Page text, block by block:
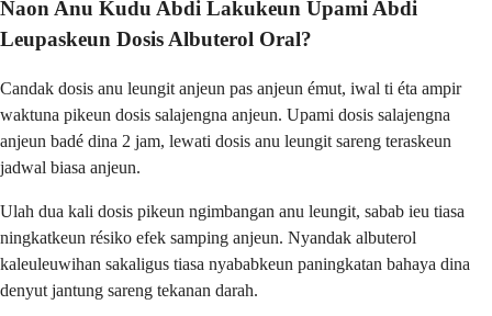
Naon Anu Kudu Abdi Lakukeun Upami Abdi
Leupaskeun Dosis Albuterol Oral?
Candak dosis anu leungit anjeun pas anjeun émut, iwal ti éta ampir
waktuna pikeun dosis salajengna anjeun. Upami dosis salajengna
anjeun badé dina 2 jam, lewati dosis anu leungit sareng teraskeun
jadwal biasa anjeun.
Ulah dua kali dosis pikeun ngimbangan anu leungit, sabab ieu tiasa
ningkatkeun résiko efek samping anjeun. Nyandak albuterol
kaleuleuwihan sakaligus tiasa nyababkeun paningkatan bahaya dina
denyut jantung sareng tekanan darah.